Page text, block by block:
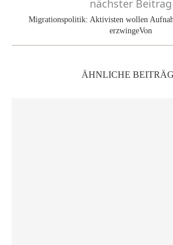
nächster Beitrag
Migrationspolitik: Aktivisten wollen
erzwingeVon
ÄHNLICHE